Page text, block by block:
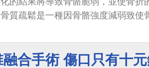
質疏鬆是一種因骨骼強度減弱致使
合手術 傷口只有十